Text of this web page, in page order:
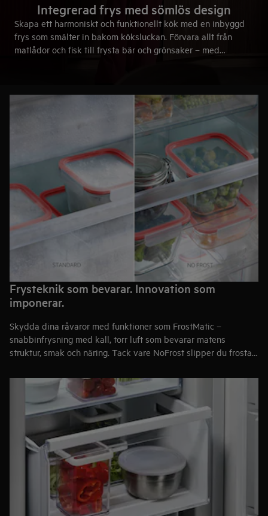
Integrerad frys med sömlös design
Skapa ett harmoniskt och funktionellt kök med en inbyggd
frys som smälter in bakom köksluckan. Förvara allt från
matlådor och fisk till frysta bär och grönsaker – med
Frysteknik som bevarar. Innovation som
imponerar.
Skydda dina råvaror med funktioner som FrostMatic –
snabbinfrysning med kall, torr luft som bevarar matens
struktur, smak och näring. Tack vare NoFrost slipper du frosta
jämn temperatur på varje hyllplan för optimal förvaring från
topp till botten.